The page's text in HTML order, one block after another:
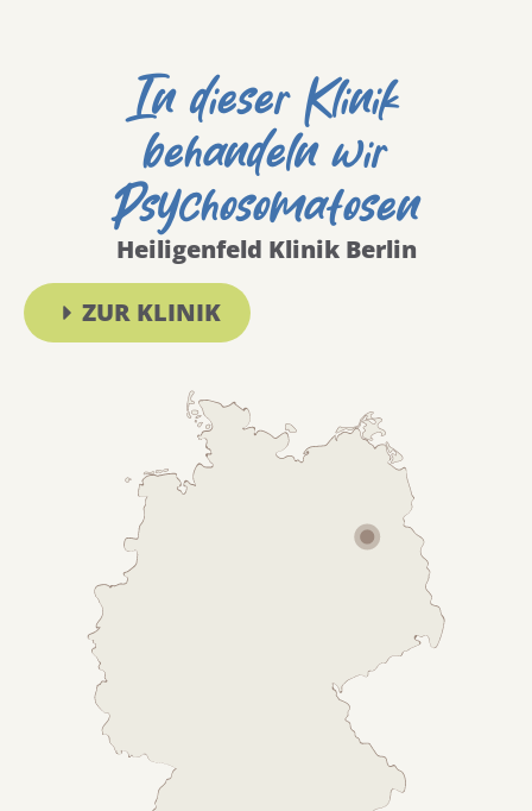
In dieser Klinik
behandeln wir
Psychosomatosen
Heiligenfeld Klinik Berlin
ZUR KLINIK